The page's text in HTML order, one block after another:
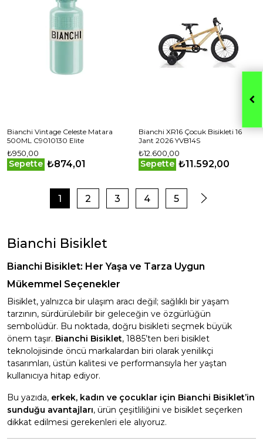
Bianchi Vintage Celeste Matara
500ML C9010130 Elite
₺950,00
Sepette ₺874,01
Bianchi XR16 Çocuk Bisikleti 16
Jant 2026 YVB14S
₺12.600,00
Sepette ₺11.592,00
1 2 3 4 5
Bianchi Bisiklet
Bianchi Bisiklet: Her Yaşa ve Tarza Uygun
Mükemmel Seçenekler
Bisiklet, yalnızca bir ulaşım aracı değil; sağlıklı bir yaşam
tarzının, sürdürülebilir bir geleceğin ve özgürlüğün
sembolüdür. Bu noktada, doğru bisikleti seçmek büyük
önem taşır. Bianchi Bisiklet, 1885’ten beri bisiklet
teknolojisinde öncü markalardan biri olarak yenilikçi
tasarımları, üstün kalitesi ve performansıyla her yaştan
kullanıcıya hitap ediyor.
Bu yazıda, erkek, kadın ve çocuklar için Bianchi Bisiklet’in
sunduğu avantajları, ürün çeşitliliğini ve bisiklet seçerken
dikkat edilmesi gerekenleri ele alıyoruz.